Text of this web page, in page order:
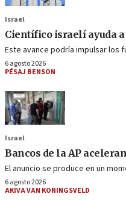
Israel
Científico israelí ayuda
Este avance podría impulsar los
6 agosto 2026
PÉSAJ BENSON
Israel
Bancos de la AP
El anuncio se produce en un
6 agosto 2026
AKIVA VAN KONINGSVELD